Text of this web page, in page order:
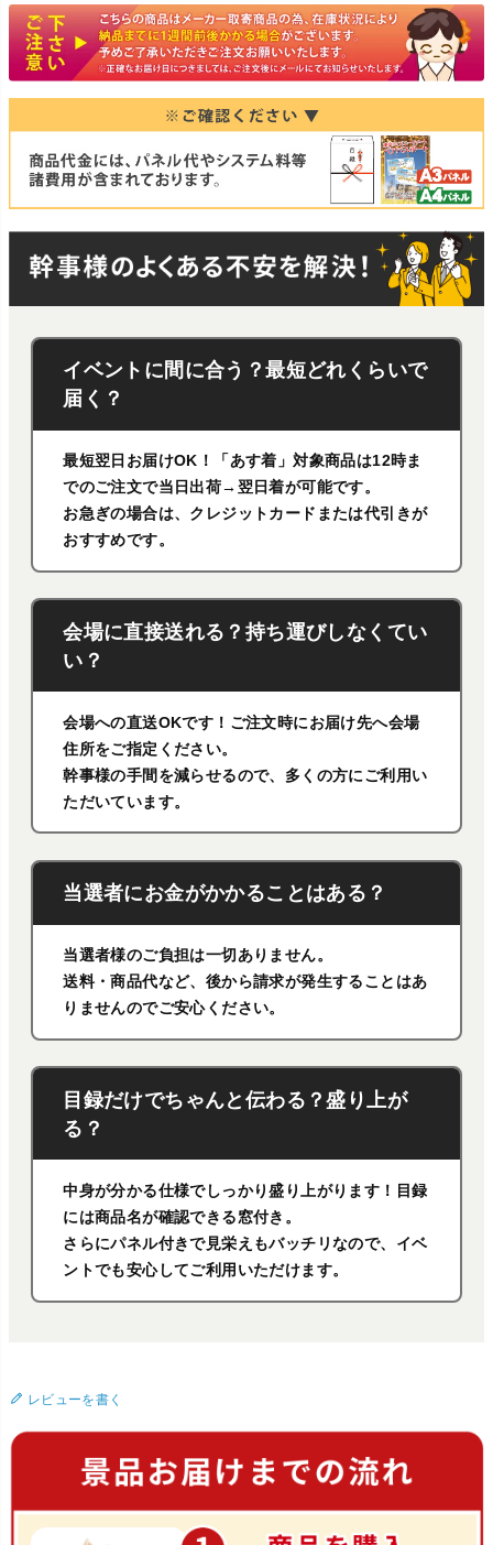
イベントに間に合う？最短どれくらいで
届く？
最短翌日お届けOK！「あす着」対象商品は12時ま
でのご注文で当日出荷→翌日着が可能です。
お急ぎの場合は、クレジットカードまたは代引きが
おすすめです。
会場に直接送れる？持ち運びしなくてい
い？
会場への直送OKです！ご注文時にお届け先へ会場
住所をご指定ください。
幹事様の手間を減らせるので、多くの方にご利用い
ただいています。
当選者にお金がかかることはある？
当選者様のご負担は一切ありません。
送料・商品代など、後から請求が発生することはあ
りませんのでご安心ください。
目録だけでちゃんと伝わる？盛り上が
る？
中身が分かる仕様でしっかり盛り上がります！目録
には商品名が確認できる窓付き。
さらにパネル付きで見栄えもバッチリなので、イベ
ントでも安心してご利用いただけます。
レビューを書く